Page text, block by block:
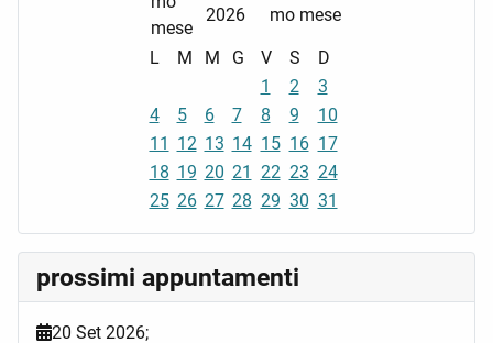
2026
L M M G V S
D
1
2
3
4
5 6 7 8 9
10
11 12 13 14 15 16 17
18 19 20 21 22 23 24
25 26 27 28 29 30 31
prossimi appuntamenti
20 Set 2026;